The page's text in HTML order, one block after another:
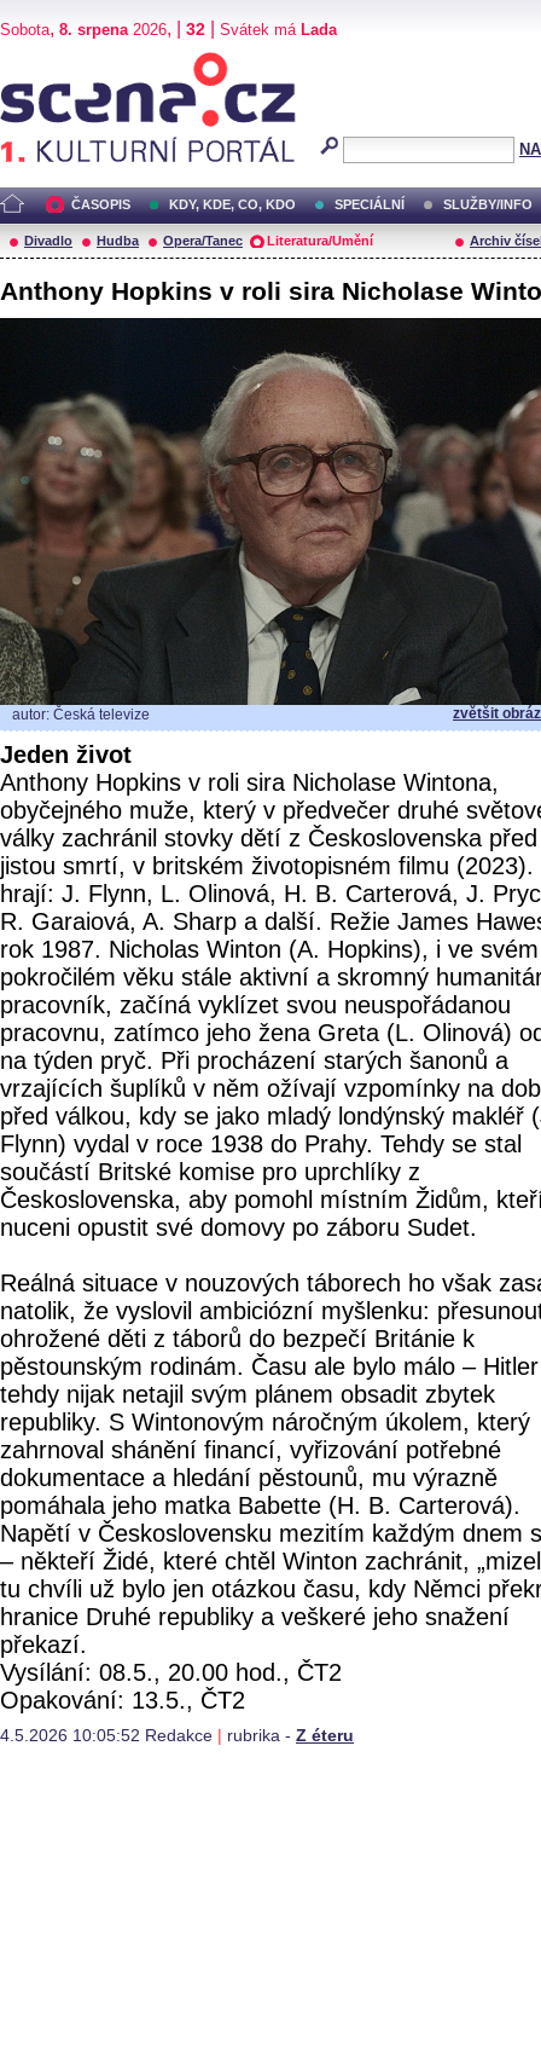
Sobota, 8. srpena2026, | 32 Svátek má Lada
ČASOPIS KDY, KDE, CO, KDO SPECIÁLNÍ SLUŽBY/INFO
Divadlo Hudba Opera/Tanec Literatura/Umění Archiv
Anthony Hopkins v roli sira Nicholase
autor: Česká televize zvětšit
Jeden život
Anthony Hopkins v roli sira Nicholase Wintona,
obyčejného muže, který v předvečer druhé
války zachránil stovky dětí z Československa před
jistou smrtí, v britském životopisném filmu (2023).
hrají: J. Flynn, L. Olinová, H. B. Carterová, J.
R. Garaiová, A. Sharp a další. Režie James
rok 1987. Nicholas Winton (A. Hopkins), i ve svém
pokročilém věku stále aktivní a skromný
pracovník, začíná vyklízet svou neuspořádanou
pracovnu, zatímco jeho žena Greta (L. Olinová)
na týden pryč. Při procházení starých šanonů a
vrzajících šuplíků v něm ožívají vzpomínky na
před válkou, kdy se jako mladý londýnský makléř
Flynn) vydal v roce 1938 do Prahy. Tehdy se stal
součástí Britské komise pro uprchlíky z
Československa, aby pomohl místním Židům,
nuceni opustit své domovy po záboru Sudet.
Reálná situace v nouzových táborech ho však
natolik, že vyslovil ambiciózní myšlenku:
ohrožené děti z táborů do bezpečí Británie k
pěstounským rodinám. Času ale bylo málo –
tehdy nijak netajil svým plánem obsadit zbytek
republiky. S Wintonovým náročným úkolem, který
zahrnoval shánění financí, vyřizování potřebné
dokumentace a hledání pěstounů, mu výrazně
pomáhala jeho matka Babette (H. B. Carterová).
Napětí v Československu mezitím každým dnem
– někteří Židé, které chtěl Winton zachránit,
tu chvíli už bylo jen otázkou času, kdy Němci
hranice Druhé republiky a veškeré jeho snažení
překazí.
Vysílání: 08.5., 20.00 hod., ČT2
Opakování: 13.5., ČT2
4.5.2026 10:05:52 Redakce | rubrika - Z éteru